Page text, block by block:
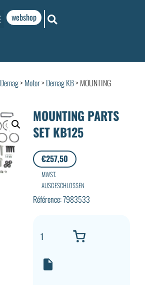
webshop
Demag> Motor> Demag KB> MOUNTING
MOUNTING PARTS
SET KB125
€257,50
MWST.
AUSGESCHLOSSEN
Référence: 7983533